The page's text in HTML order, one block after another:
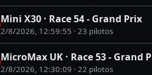
Mini X30 · Race 54 - Grand Prix
2/8/2026, 12:59:55 · 23 pilotos
MicroMax UK · Race 53 - Grand
2/8/2026, 12:30:09 · 22 pilotos